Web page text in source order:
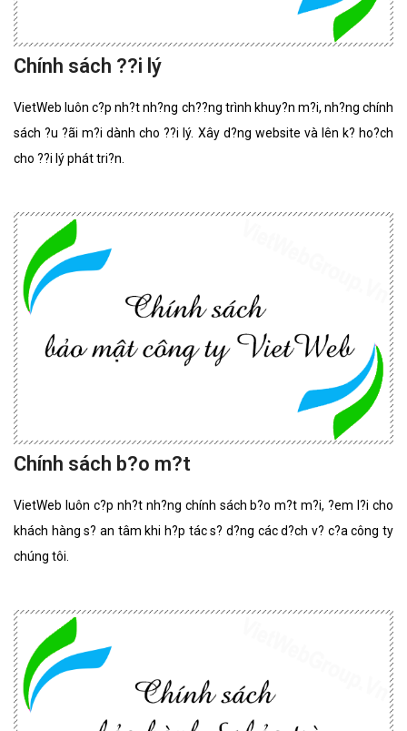
Chính sách ??i lý
VietWeb luôn c?p nh?t nh?ng ch??ng trình khuy?n m?i, nh?ng chính
sách ?u ?ãi m?i dành cho ??i lý. Xây d?ng website và lên k? ho?ch
cho ??i lý phát tri?n.
Chính sách b?o m?t
VietWeb luôn c?p nh?t nh?ng chính sách b?o m?t m?i, ?em l?i cho
khách hàng s? an tâm khi h?p tác s? d?ng các d?ch v? c?a công ty
chúng tôi.